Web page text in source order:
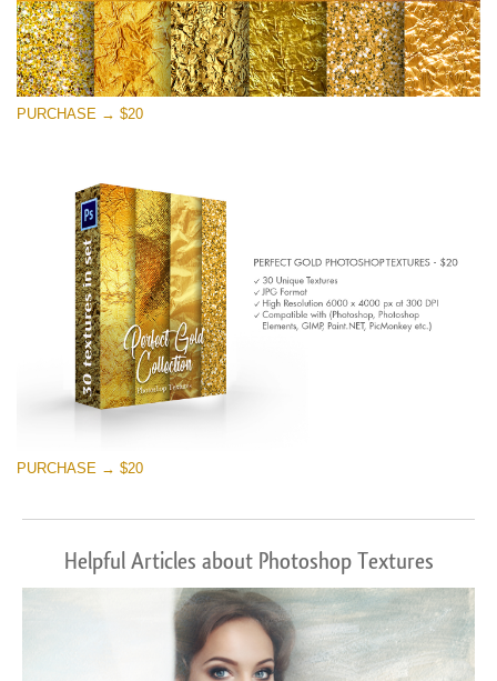
(1783 Overlays)
Large 6000*4000px
ดาวน์โหลดฟรี
PURCHASE → $20
PURCHASE → $20
Helpful Articles about Photoshop Textures